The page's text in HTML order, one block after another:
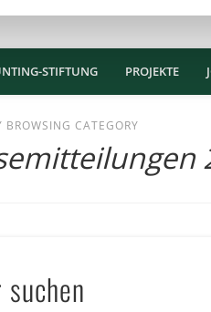
STIFTUNG PROJEKTE
BROWSING CATEGORY